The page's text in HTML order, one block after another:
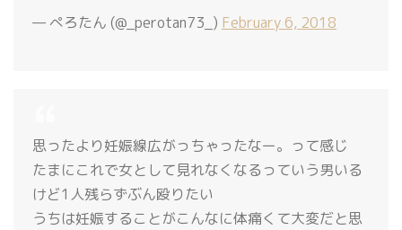
— ぺろたん (@_perotan73_) February 6, 2018
思ったより妊娠線広がっちゃったなー。って感じ
たまにこれで女として見れなくなるっていう男いる
けど1人残らずぶん殴りたい
うちは妊娠することがこんなに体痛くて大変だと思